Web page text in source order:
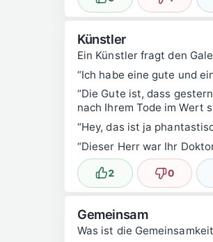
Künstler
Ein Künstler fragt den
“Ich habe eine gute und
“Die Gute ist, dass
nach Ihrem Tode im Wert
“Hey, das ist ja
“Dieser Herr war Ihr
Lustig
2 Nicht
0
Gemeinsam
Was ist die